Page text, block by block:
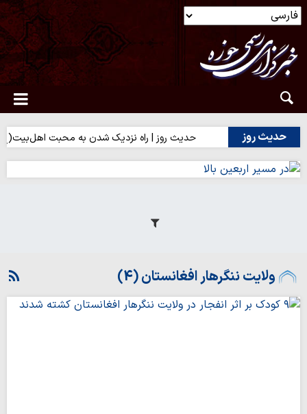
حدیث روز حدیث روز | راه نزدیک شدن به محبت اهل‌بیت(ع)
ولایت ننگرهار افغانستان (4)